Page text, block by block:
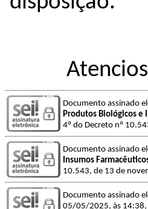
Documento assinado
Produtos Biológicos e
4º do Decreto nº
Documento assinado
Insumos
10.543, de 13 de
Documento assinado
05/05/2025, às 14:38,